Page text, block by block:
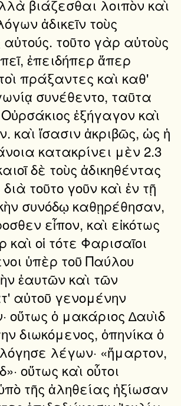
βιάζεσθαι λοιπὸν καὶ
ἀδικεῖν τοὺς
τοῦτο γὰρ αὐτοὺς
ἐπειδήπερ ἅπερ
πράξαντες καὶ καθ'
συνέθεντο, ταῦτα
ἐξήγαγον καὶ
καὶ ἴσασιν ἀκριβῶς, ὡς ἡ
κατακρίνει μὲν 2.3
δὲ τοὺς ἀδικηθέντας
τοῦτο γοῦν καὶ ἐν τῇ
συνόδῳ καθῃρέθησαν,
εἶπον, καὶ εἰκότως
καὶ οἱ τότε Φαρισαῖοι
ὑπὲρ τοῦ Παύλου
ἑαυτῶν καὶ τῶν
αὐτοῦ γενομένην
οὕτως ὁ μακάριος ∆αυὶδ
διωκόμενος, ὁπηνίκα ὁ
λέγων· «ἥμαρτον,
οὕτως καὶ οὗτοι
τῆς ἀληθείας ἠξίωσαν